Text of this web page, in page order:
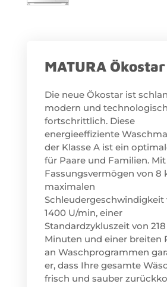
MATURA Ökostar
Die neue Ökostar ist
modern und technologisch
fortschrittlich. Diese
energieeffiziente
der Klasse A ist ein
für Paare und Familien.
Fassungsvermögen von 8
maximalen
Schleudergeschwindigkeit
1400 U/min, einer
Standardzykluszeit von 218
Minuten und einer breiten
an Waschprogrammen
er, dass Ihre gesamte
frisch und sauber